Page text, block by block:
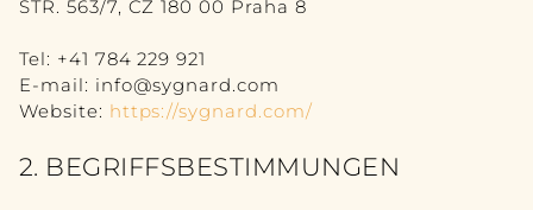
ACCESSORY
ALLE ANSEHEN
VASE
STR. 563/7, CZ 180 00 Praha 8
Tel: +41 784 229 921
E-mail: info@sygnard.com
Website: https://sygnard.com/
2. BEGRIFFSBESTIMMUNGEN